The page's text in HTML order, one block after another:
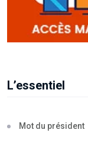
L’essentiel
Mot du président